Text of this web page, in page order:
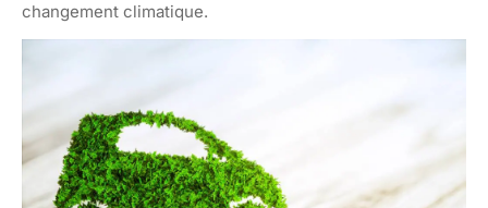
changement climatique.